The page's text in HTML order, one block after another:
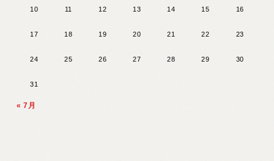
10 11 12 13 14 15 16
17 18 19 20 21 22 23
24 25 26 27 28 29 30
31
« 7月